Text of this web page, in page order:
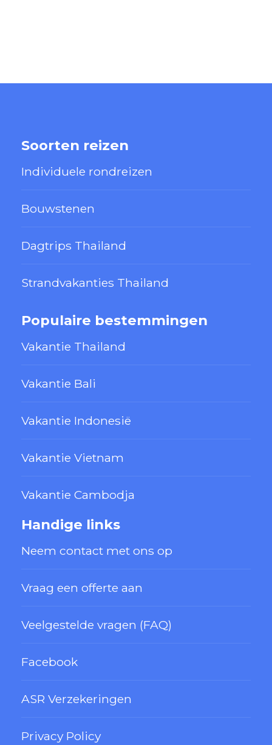
Soorten reizen
Individuele rondreizen
Bouwstenen
Dagtrips Thailand
Strandvakanties Thailand
Populaire bestemmingen
Vakantie Thailand
Vakantie Bali
Vakantie Indonesië
Vakantie Vietnam
Vakantie Cambodja
Handige links
Neem contact met ons op
Vraag een offerte aan
Veelgestelde vragen (FAQ)
Facebook
ASR Verzekeringen
Privacy Policy